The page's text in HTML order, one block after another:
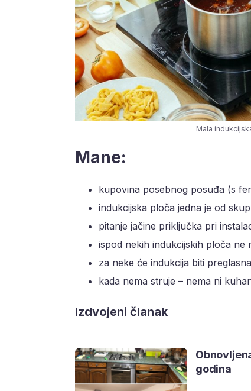
Mala
Mane:
kupovina posebnog posuđa (s
indukcijska ploča jedna je od
pitanje jačine priključka pri
ispod nekih indukcijskih ploča ne
za neke će indukcija biti
kada nema struje – nema ni
Izdvojeni članak
godina